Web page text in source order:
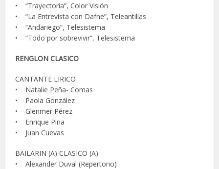
• “Trayectoria”, Color Visión
• “La Entrevista con Dafne”, Teleantillas
• “Andariego”, Telesistema
• “Todo por sobrevivir”, Telesistema
RENGLON CLASICO
CANTANTE LIRICO
• Natalie Peña- Comas
• Paola González
• Glenmer Pérez
• Enrique Pina
• Juan Cuevas
BAILARIN (A) CLASICO (A)
• Alexander Duval (Repertorio)